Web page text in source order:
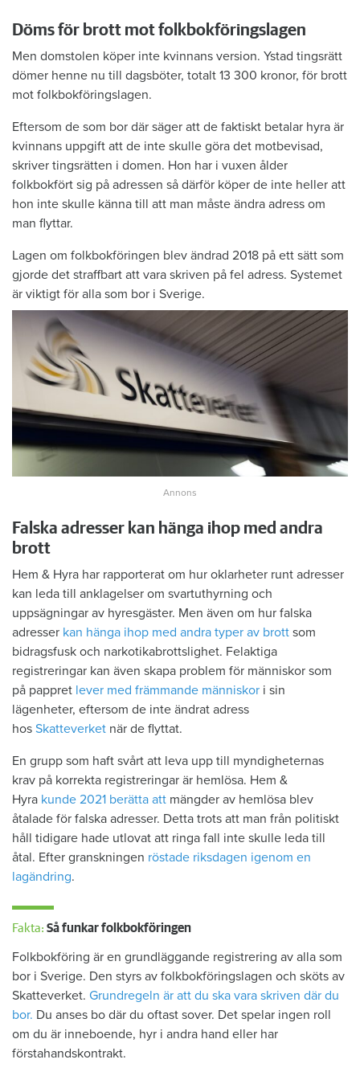
Döms för brott mot folkbokföringslagen
Men domstolen köper inte kvinnans version. Ystad tingsrätt
dömer henne nu till dagsböter, totalt 13 300 kronor, för brott
mot folkbokföringslagen.
Eftersom de som bor där säger att de faktiskt betalar hyra är
kvinnans uppgift att de inte skulle göra det motbevisad,
skriver tingsrätten i domen. Hon har i vuxen ålder
folkbokfört sig på adressen så därför köper de inte heller att
hon inte skulle känna till att man måste ändra adress om
man flyttar.
Lagen om folkbokföringen blev ändrad 2018 på ett sätt som
gjorde det straffbart att vara skriven på fel adress. Systemet
är viktigt för alla som bor i Sverige.
Falska adresser kan hänga ihop med andra
brott
Hem & Hyra har rapporterat om hur oklarheter runt adresser
kan leda till anklagelser om svartuthyrning och
uppsägningar av hyresgäster. Men även om hur falska
adresser kan hänga ihop med andra typer av brott som
bidragsfusk och narkotikabrottslighet. Felaktiga
registreringar kan även skapa problem för människor som
på pappret lever med främmande människor i sin
lägenheter, eftersom de inte ändrat adress
hos Skatteverket när de flyttat.
En grupp som haft svårt att leva upp till myndigheternas
krav på korrekta registreringar är hemlösa. Hem &
Hyra kunde 2021 berätta att mängder av hemlösa blev
åtalade för falska adresser. Detta trots att man från politiskt
håll tidigare hade utlovat att ringa fall inte skulle leda till
åtal. Efter granskningen röstade riksdagen igenom en
lagändring.
Fakta: Så funkar folkbokföringen
Folkbokföring är en grundläggande registrering av alla som
bor i Sverige. Den styrs av folkbokföringslagen och sköts av
Skatteverket. Grundregeln är att du ska vara skriven där du
bor. Du anses bo där du oftast sover. Det spelar ingen roll
om du är inneboende, hyr i andra hand eller har
förstahandskontrakt.